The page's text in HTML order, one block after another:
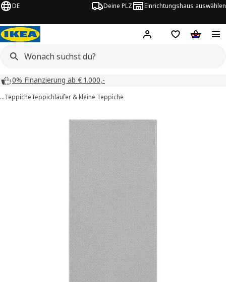
DE Deine PLZ Einrichtungshaus auswählen
Hej! Jetzt anmelden.
Einkaufsliste
0% Finanzierung ab € 1.000,-
…TeppicheTeppichläufer & kleine Teppiche